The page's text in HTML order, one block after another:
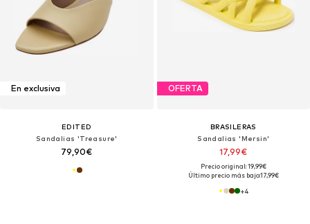
En exclusiva
EDITED
Sandalias 'Treasure'
79,90€
OFERTA
BRASILERAS
Sandalias 'Mersin'
17,99€
Precio original: 19,99€
Último precio más bajo:17,99€
+4